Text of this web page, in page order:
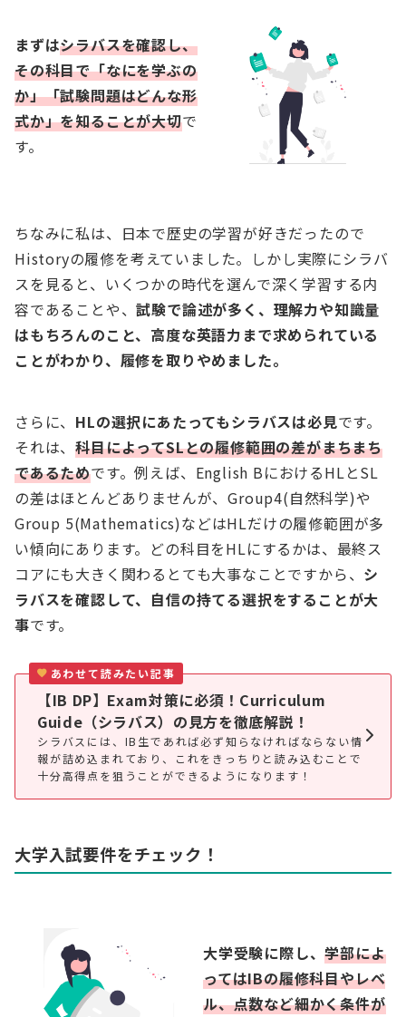
まずはシラバスを確認し、
その科目で「なにを学ぶの
か」「試験問題はどんな形
式か」を知ることが大切で
す。
ちなみに私は、日本で歴史の学習が好きだったので
Historyの履修を考えていました。しかし実際にシラバ
スを見ると、いくつかの時代を選んで深く学習する内
容であることや、試験で論述が多く、理解力や知識量
はもちろんのこと、高度な英語力まで求められている
ことがわかり、履修を取りやめました。
さらに、 HLの選択にあたってもシラバスは必見です。
それは、科目によってSLとの履修範囲の差がまちまち
であるためです。例えば、English BにおけるHLとSL
の差はほとんどありませんが、Group4(自然科学)や
Group 5(Mathematics)などはHLだけの履修範囲が多
い傾向にあります。どの科目をHLにするかは、最終ス
コアにも大きく関わるとても大事なことですから、 シ
ラバスを確認して、自信の持てる選択をすることが大
事です。
あわせて読みたい記事
【IB DP】Exam対策に必須！Curriculum
Guide（シラバス）の見方を徹底解説！
シラバスには、IB生であれば必ず知らなければならない情
報が詰め込まれており、これをきっちりと読み込むことで
十分高得点を狙うことができるようになります！
大学入試要件をチェック！
大学受験に際し、学部によ
ってはIBの履修科目やレベ
ル、点数など細かく条件が